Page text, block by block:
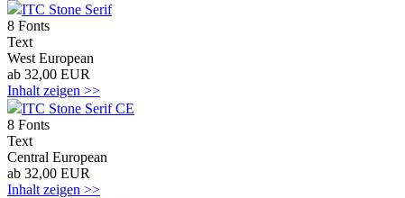
ITC Stone Serif
8 Fonts
Text
West European
ab 32,00 EUR
Inhalt zeigen >>
ITC Stone Serif CE
8 Fonts
Text
Central European
ab 32,00 EUR
Inhalt zeigen >>